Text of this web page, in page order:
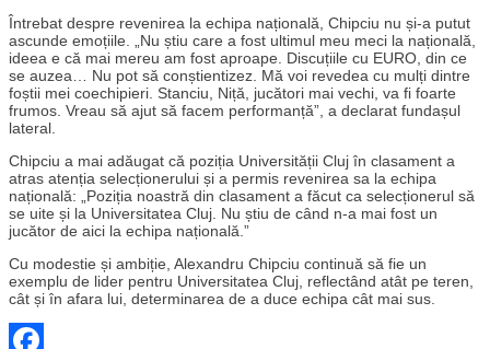
Întrebat despre revenirea la echipa națională, Chipciu nu și-a putut
ascunde emoțiile. „Nu știu care a fost ultimul meu meci la națională,
ideea e că mai mereu am fost aproape. Discuțiile cu EURO, din ce
se auzea… Nu pot să conștientizez. Mă voi revedea cu mulți dintre
foștii mei coechipieri. Stanciu, Niță, jucători mai vechi, va fi foarte
frumos. Vreau să ajut să facem performanță”, a declarat fundașul
lateral.
Chipciu a mai adăugat că poziția Universității Cluj în clasament a
atras atenția selecționerului și a permis revenirea sa la echipa
națională: „Poziția noastră din clasament a făcut ca selecționerul să
se uite și la Universitatea Cluj. Nu știu de când n-a mai fost un
jucător de aici la echipa națională.”
Cu modestie și ambiție, Alexandru Chipciu continuă să fie un
exemplu de lider pentru Universitatea Cluj, reflectând atât pe teren,
cât și în afara lui, determinarea de a duce echipa cât mai sus.